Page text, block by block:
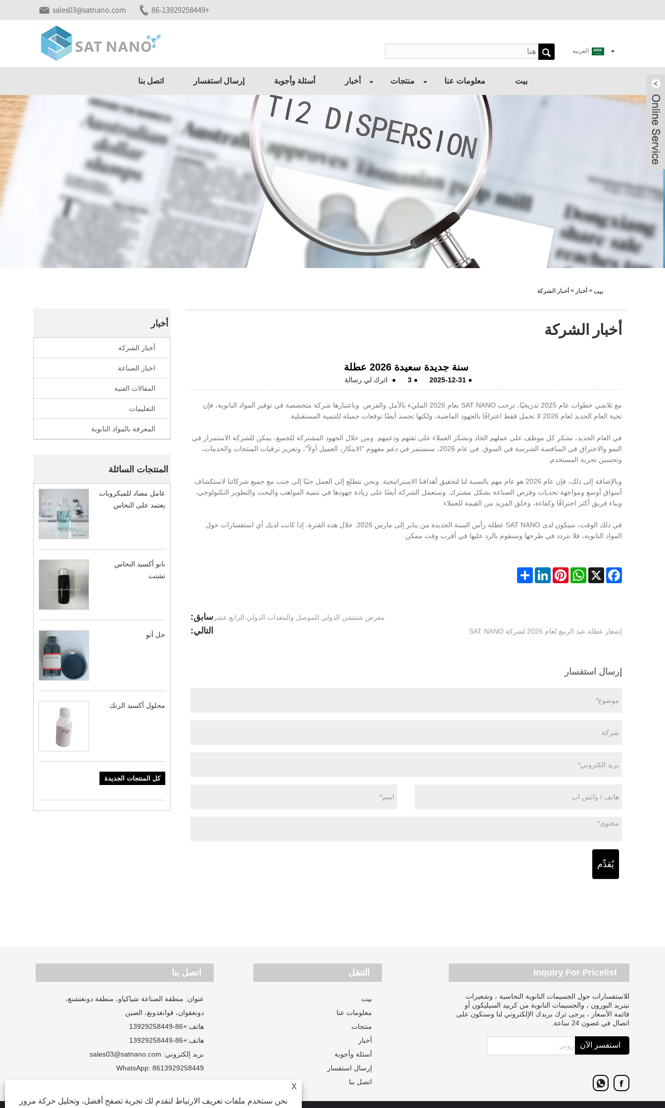
+86-13929258449
sales03@satnano.com
العربية
بيت معلومات عنا منتجات أخبار أسئلة وأجوبة إرسال استفسار اتصل بنا
بيت > أخبار > أخبار الشركة
أخبار
أخبار الشركة
اخبار الصناعة
المقالات الفنية
التعليمات
المعرفة بالمواد النانوية
المنتجات السائلة
عامل مضاد للميكروبات
يعتمد على النحاس
نانو أكسيد النحاس
تشتت
حل أتو
محلول أكسيد الزنك
كل المنتجات الجديدة
أخبار الشركة
سنة جديدة سعيدة 2026 عطلة
●
2025-12-31
●
3
● اترك لي رسالة
مع تلاشي خطوات عام 2025 تدريجيًا، ترحب SAT NANO بعام 2026 المليء بالأمل والفرص. وباعتبارها شركة متخصصة في توفير المواد النانوية، فإن
تحية العام الجديد لعام 2026 لا تحمل فقط اعترافًا بالجهود الماضية، ولكنها تجسد أيضًا توقعات جميلة للتنمية المستقبلية.
في العام الجديد، نشكر كل موظف على عملهم الجاد ونشكر العملاء على ثقتهم ودعمهم. ومن خلال الجهود المشتركة للجميع، يمكن للشركة الاستمرار في
النمو والاختراق في المنافسة الشرسة في السوق. في عام 2026، سنستمر في دعم مفهوم "الابتكار، العميل أولاً"، وتعزيز ترقيات المنتجات والخدمات،
وتحسين تجربة المستخدم.
وبالإضافة إلى ذلك، فإن عام 2026 هو عام مهم بالنسبة لنا لتحقيق أهدافنا الاستراتيجية. ونحن نتطلع إلى العمل جنبًا إلى جنب مع جميع شركائنا لاستكشاف
أسواق أوسع ومواجهة تحديات وفرص الصناعة بشكل مشترك. وستعمل الشركة أيضًا على زيادة جهودها في تنمية المواهب والبحث والتطوير التكنولوجي،
وبناء فريق أكثر احترافًا وكفاءة، وخلق المزيد من القيمة للعملاء.
في ذلك الوقت، سيكون لدى SAT NANO عطلة رأس السنة الجديدة من يناير إلى مارس 2026. خلال هذه الفترة، إذا كانت لديك أي استفسارات حول
المواد النانوية، فلا تتردد في طرحها وسنقوم بالرد عليها في أقرب وقت ممكن.
Facebook
X
WhatsApp
Pinterest
LinkedIn
Share
سابق:معرض شنتشن الدولي للموصل والمعدات الدولي الرابع عشر
التالي: إشعار عطلة عيد الربيع لعام 2026 لشركة SAT NANO
إرسال استفسار
يُقدِّم
اتصل بنا
عنوان: منطقة الصناعة شياكياو، منطقة دونغتشنغ،
دونغقوان، قوانغدونغ، الصين
هاتف:+86-13929258449
هاتف:+86-13929258449
بريد إلكتروني: sales03@satnano.com
WhatsApp: 8613929258449
التنقل
بيت
معلومات عنا
منتجات
أخبار
أسئلة وأجوبة
إرسال استفسار
اتصل بنا
Inquiry For Pricelist
للاستفسارات حول الجسيمات النانوية النحاسية ، وشعيرات
نيتريد البورون ، والجسيمات النانوية من كربيد السيليكون أو
قائمة الأسعار ، يرجى ترك بريدك الإلكتروني لنا وسنكون على
اتصال في غضون 24 ساعة.
LiveChat
X
نحن نستخدم ملفات تعريف الارتباط لنقدم لك تجربة تصفح أفضل، وتحليل حركة مرور